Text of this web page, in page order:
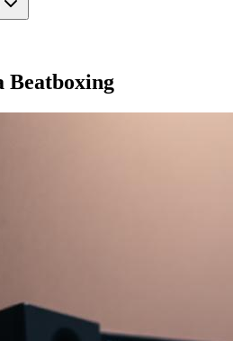
Beatboxing